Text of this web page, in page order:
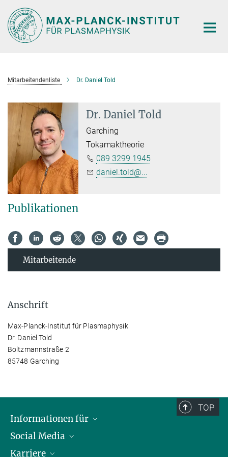
Hauptinhalt
Mitarbeitendenliste Dr. Daniel Told
Dr. Daniel Told
Garching
Tokamaktheorie
089 3299 1945
daniel.told@...
Publikationen
Mitarbeitende
Anschrift
Max-Planck-Institut für Plasmaphysik
Dr. Daniel Told
Boltzmannstraße 2
85748 Garching
TOP
Informationen für
Journalisten
Schule
Social Media
LinkedIn
Karriere